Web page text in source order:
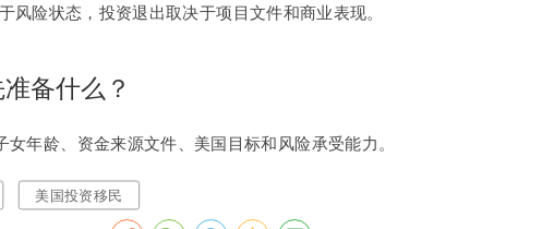
风险状态，投资退出取决于项目文件和商业表现。
备什么？
年龄、资金来源文件、美国目标和风险承受能力。
美国投资移民